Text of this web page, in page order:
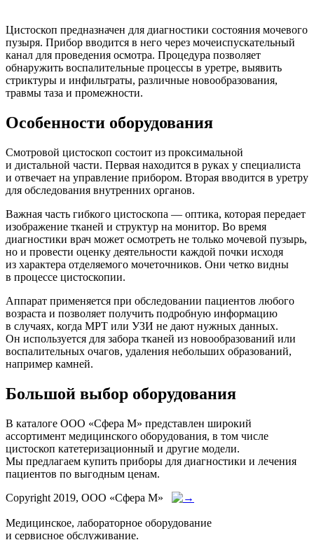
Цистоскоп предназначен для диагностики состояния мочевого
пузыря. Прибор вводится в него через мочеиспускательный
канал для проведения осмотра. Процедура позволяет
обнаружить воспалительные процессы в уретре, выявить
стриктуры и инфильтраты, различные новообразования,
травмы таза и промежности.
Особенности оборудования
Смотровой цистоскоп состоит из проксимальной
и дистальной части. Первая находится в руках у специалиста
и отвечает на управление прибором. Вторая вводится в уретру
для обследования внутренних органов.
Важная часть гибкого цистоскопа — оптика, которая передает
изображение тканей и структур на монитор. Во время
диагностики врач может осмотреть не только мочевой пузырь,
но и провести оценку деятельности каждой почки исходя
из характера отделяемого мочеточников. Они четко видны
в процессе цистоскопии.
Аппарат применяется при обследовании пациентов любого
возраста и позволяет получить подробную информацию
в случаях, когда МРТ или УЗИ не дают нужных данных.
Он используется для забора тканей из новообразований или
воспалительных очагов, удаления небольших образований,
например камней.
Большой выбор оборудования
В каталоге ООО «Сфера М» представлен широкий
ассортимент медицинского оборудования, в том числе
цистоскоп катетеризационный и другие модели.
Мы предлагаем купить приборы для диагностики и лечения
пациентов по выгодным ценам.
Copyright 2019, ООО «Сфера М»
Медицинское, лабораторное оборудование
и сервисное обслуживание.